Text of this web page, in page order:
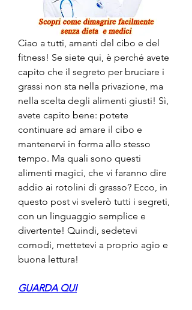
Ciao a tutti, amanti del cibo e del
fitness! Se siete qui, è perché avete
capito che il segreto per bruciare i
grassi non sta nella privazione, ma
nella scelta degli alimenti giusti! Sì,
avete capito bene: potete
continuare ad amare il cibo e
mantenervi in forma allo stesso
tempo. Ma quali sono questi
alimenti magici, che vi faranno dire
addio ai rotolini di grasso? Ecco, in
questo post vi svelerò tutti i segreti,
con un linguaggio semplice e
divertente! Quindi, sedetevi
comodi, mettetevi a proprio agio e
buona lettura!
GUARDA QUI